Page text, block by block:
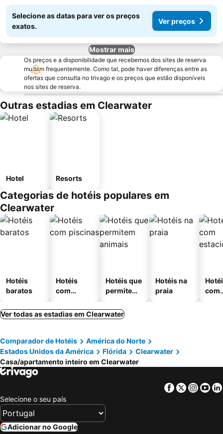
Selecione as datas para ver os preços
exatos.
Ver preços
Mostrar mais
Os preços e a disponibilidade que recebemos dos sites de reserva
mudam frequentemente. Como tal, pode haver diferenças entre as
ofertas que consulta no trivago e os preços que estão disponíveis
nos sites de reserva.
Outras estadias em Clearwater
Hotel Resorts
Categorias de hotéis populares em
Clearwater
Hotéis
baratos
Hotéis
com
Hotéis que
permitem
Hotéis na
praia
com
Ver todas as estadias em Clearwater
Comparador de Hotéis
América do Norte
Estados Unidos da América
Flórida
Clearwater
Casa/apartamento inteiro em Clearwater
Facebook
Twitter
Selecione o seu país
Adicionar no Google